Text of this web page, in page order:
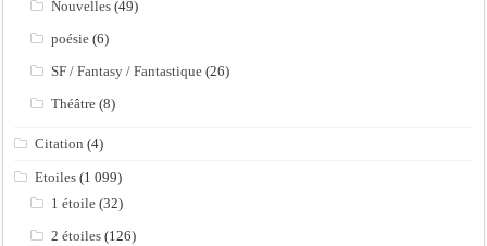
Nouvelles (49)
poésie (6)
SF / Fantasy / Fantastique (26)
Théâtre (8)
Citation (4)
Etoiles (1 099)
1 étoile (32)
2 étoiles (126)